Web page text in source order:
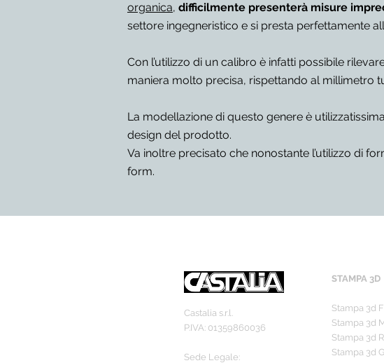
organica, difficilmente presenterà misure
settore ingegneristico e si presta perfettamente
Con l’utilizzo di un calibro è infatti possibile
maniera molto precisa, rispettando al millimetro
La modellazione di questo genere è
design del prodotto.
Va inoltre precisato che nonostante l’utilizzo di
form.
Castalia s.r.l.
P.IVA: 01359860036
Sede Legale:
STAMPA 3D
Stampa 3d
Stampa 3d
Stampa 3d
Stampa 3d